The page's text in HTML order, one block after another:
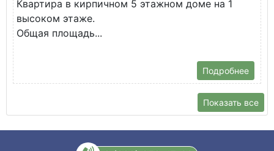
Квартира в кирпичном 5 этажном доме на 1
высоком этаже.
Общая площадь...
Подробнее
Показать все